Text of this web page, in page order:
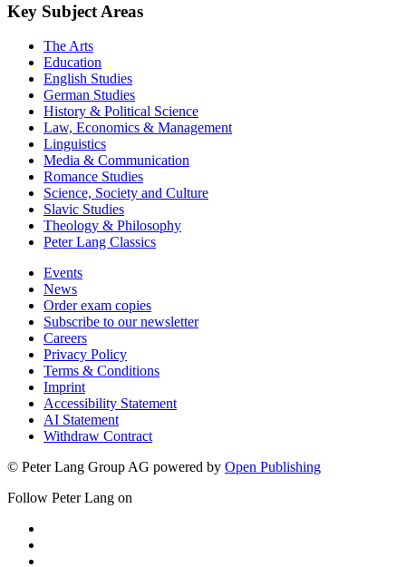
Key Subject Areas
The Arts
Education
English Studies
German Studies
History & Political Science
Law, Economics & Management
Linguistics
Media & Communication
Romance Studies
Science, Society and Culture
Slavic Studies
Theology & Philosophy
Peter Lang Classics
Events
News
Order exam copies
Subscribe to our newsletter
Careers
Privacy Policy
Terms & Conditions
Imprint
Accessibility Statement
AI Statement
Withdraw Contract
© Peter Lang Group AG powered by Open Publishing
Follow Peter Lang on